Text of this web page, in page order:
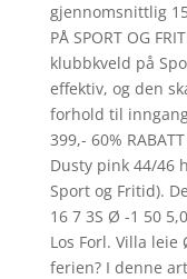
gjennomsnittlig
PÅ SPORT OG
klubbkveld på
effektiv, og den
forhold til
399,- 60%
Dusty pink 44/46
Sport og Fritid).
16 7 3S Ø -1 50
Los Forl. Villa
ferien? I denne